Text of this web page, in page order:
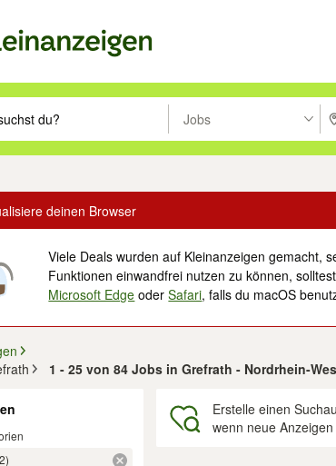
eingeben. Eingabetaste drücken um zu suchen, oder
Jobs
deinen Browser
Viele Deals wurden auf Kleinanzeigen gemacht,
Funktionen einwandfrei nutzen zu können,
Microsoft Edge oderSafari, falls du macOS
1 - 25 von 84 Jobs in Grefrath - Nordrhein-
Erstelle einen
wenn neue